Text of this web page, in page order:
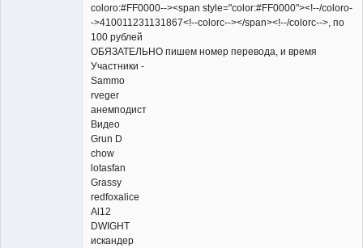
coloro:#FF0000--><span style="color:#FF0000"><!--/coloro-
->410011231131867<!--colorc--></span><!--/colorc-->, по
100 рублей
ОБЯЗАТЕЛЬНО пишем номер перевода, и время
Участники -
Sammo
rveger
анемподист
Видео
Grun D
chow
lotasfan
Grassy
redfoxalice
Al12
DWIGHT
искандер